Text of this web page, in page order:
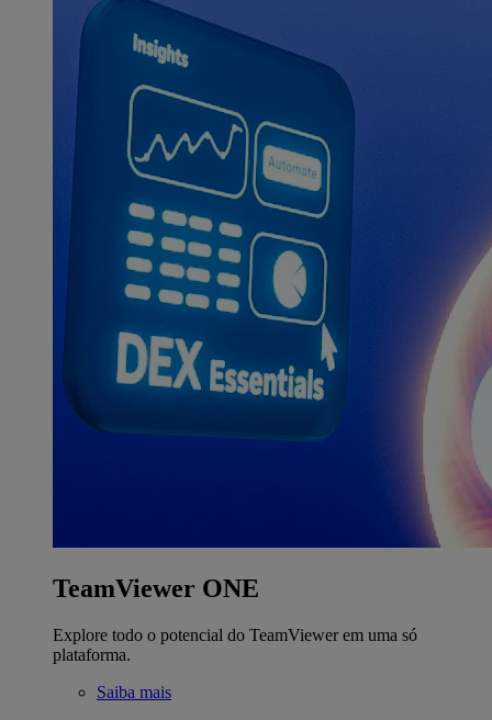
TeamViewer ONE
Explore todo o potencial do TeamViewer em uma só
plataforma.
Saiba mais